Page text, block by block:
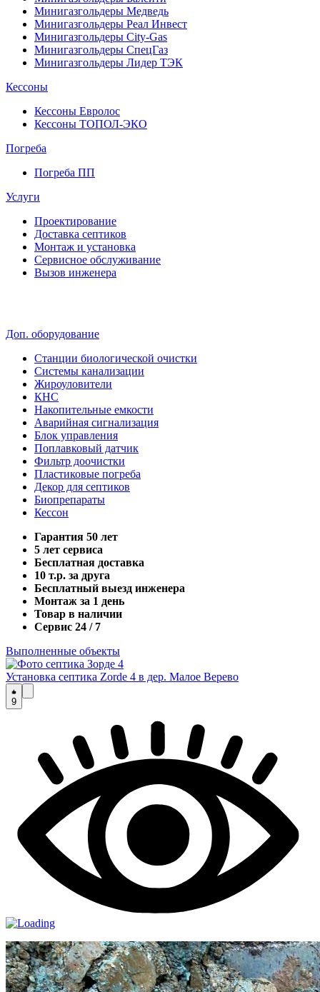
Минигазгольдеры Медведь
Минигазгольдеры Реал Инвест
Минигазгольдеры City-Gas
Минигазгольдеры СпецГаз
Минигазгольдеры Лидер ТЭК
Кессоны
Кессоны Евролос
Кессоны ТОПОЛ-ЭКО
Погребa
Погреба ПП
Услуги
Проектирование
Доставка септиков
Монтаж и установка
Сервисное обслуживание
Вызов инженера
Доп. оборудование
Станции биологической очистки
Системы канализации
Жироуловители
КНС
Накопительные емкости
Аварийная сигнализация
Блок управления
Поплавковый датчик
Фильтр доочистки
Пластиковые погреба
Декор для септиков
Биопрепараты
Кессон
Гарантия 50 лет
5 лет сервиса
Бесплатная доставка
10 т.р. за друга
Бесплатный выезд инженера
Монтаж за 1 день
Товар в наличии
Сервис 24 / 7
Выполненные объекты
Установка септика Zorde 4 в дер. Малое Верево
9